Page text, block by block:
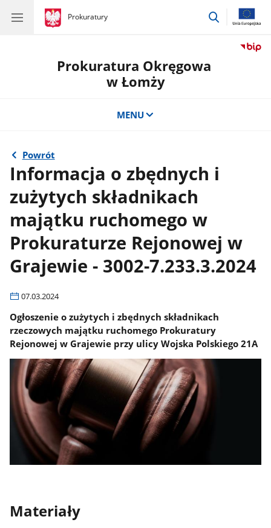
gov.pl
Prokuratury
gov.pl
Prokuratury
przejdź
Prokuratura Okręgowa
w Łomży
MENU
Powrót
Informacja o zbędnych i
zużytych składnikach
majątku ruchomego w
Prokuraturze Rejonowej w
Grajewie - 3002-7.233.3.2024
07.03.2024
Ogłoszenie o zużytych i zbędnych składnikach
rzeczowych majątku ruchomego Prokuratury
Rejonowej w Grajewie przy ulicy Wojska Polskiego 21A
Materiały